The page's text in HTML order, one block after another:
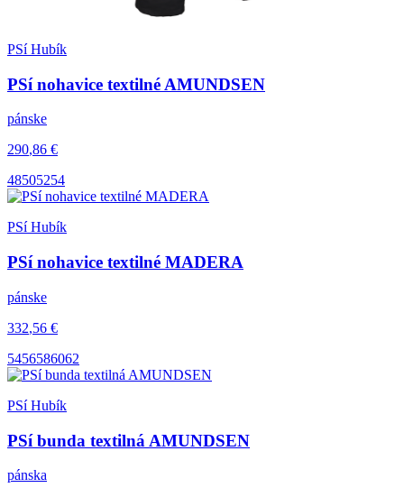
PSí Hubík
PSí nohavice textilné AMUNDSEN
pánske
290,86 €
48505254
PSí Hubík
PSí nohavice textilné MADERA
pánske
332,56 €
5456586062
PSí Hubík
PSí bunda textilná AMUNDSEN
pánska